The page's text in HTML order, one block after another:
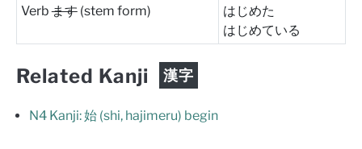
Verbます(stem form)
はじめた
はじめている
Related Kanji 漢字
N4 Kanji: 始 (shi, hajimeru) begin